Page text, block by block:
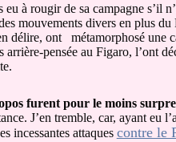
eu à rougir de sa campagne s’il
mouvements divers en plus
délire, ont
métamorphosé une
arrière-pensée au Figaro, l’ont
furent pour le moins
J’en tremble, car, ayant eu
incessantes attaques contre le